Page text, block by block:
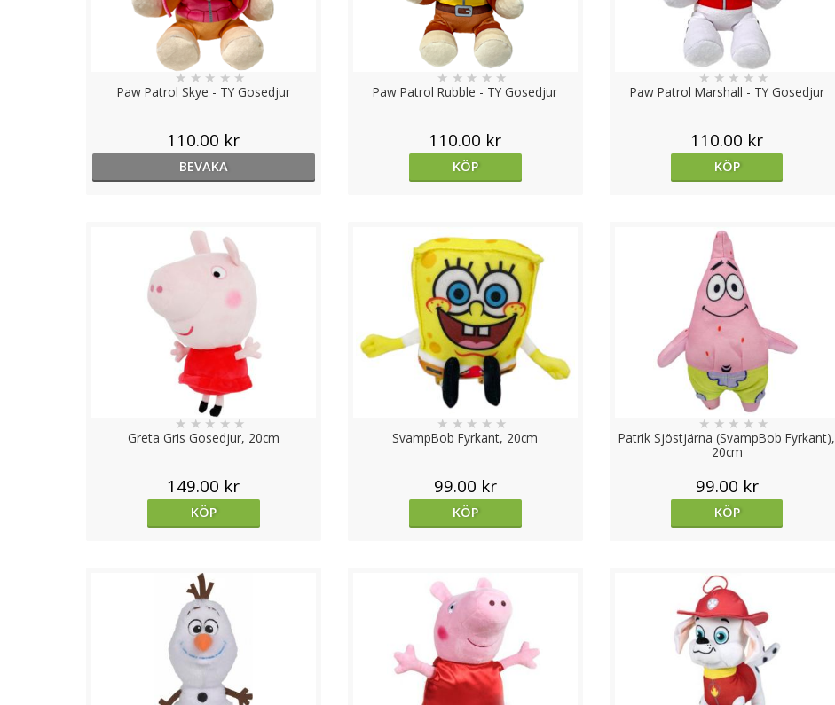
Paw Patrol Skye - TY Gosedjur
★ ★ ★ ★ ★
110.00 kr
BEVAKA
Paw Patrol Rubble - TY Gosedjur
★ ★ ★ ★ ★
110.00 kr
KÖP
Paw Patrol Marshall - TY Gosedjur
★ ★ ★ ★ ★
110.00 kr
KÖP
Greta Gris Gosedjur, 20cm
★ ★ ★ ★ ★
149.00 kr
KÖP
SvampBob Fyrkant, 20cm
★ ★ ★ ★ ★
99.00 kr
KÖP
Patrik Sjöstjärna (SvampBob Fyrkant),
20cm
★ ★ ★ ★ ★
99.00 kr
KÖP